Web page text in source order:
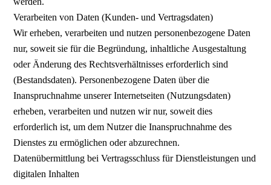
Verarbeiten von Daten (Kunden- und Vertragsdaten)
Wir erheben, verarbeiten und nutzen personenbezogene Daten
nur, soweit sie für die Begründung, inhaltliche Ausgestaltung
oder Änderung des Rechtsverhältnisses erforderlich sind
(Bestandsdaten). Personenbezogene Daten über die
Inanspruchnahme unserer Internetseiten (Nutzungsdaten)
erheben, verarbeiten und nutzen wir nur, soweit dies
erforderlich ist, um dem Nutzer die Inanspruchnahme des
Dienstes zu ermöglichen oder abzurechnen.
Datenübermittlung bei Vertragsschluss für Dienstleistungen und
digitalen Inhalten